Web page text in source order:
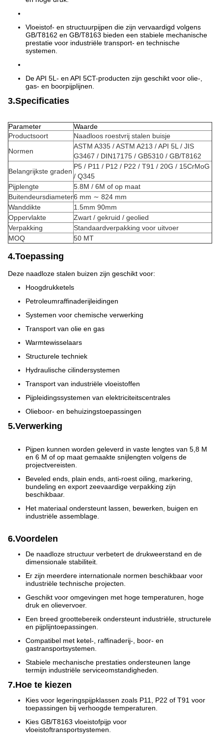
Vloeistof- en structuurpijpen die zijn vervaardigd volgens
GB/T8162 en GB/T8163 bieden een stabiele mechanische
prestatie voor industriële transport- en technische
systemen.
De API 5L- en API 5CT-producten zijn geschikt voor olie-,
gas- en boorpijplijnen.
3.Specificaties
Parameter
Waarde
Productsoort
Naadloos roestvrij stalen buisje
Normen
ASTM A335 / ASTM A213 / API 5L / JIS
G3467 / DIN17175 / GB5310 / GB/T8162
Belangrijkste graden
P5 / P11 / P12 / P22 / T91 / 20G / 15CrMoG
/ Q345
Pijplengte
5.8M / 6M of op maat
Buitendeursdiameter6 mm ∼ 824 mm
Wanddikte
1.5mm 90mm
Oppervlakte
Zwart / gekruid / geolied
Verpakking
Standaardverpakking voor uitvoer
MOQ
50 MT
4.Toepassing
Deze naadloze stalen buizen zijn geschikt voor:
Hoogdrukketels
Petroleumraffinaderijleidingen
Systemen voor chemische verwerking
Transport van olie en gas
Warmtewisselaars
Structurele techniek
Hydraulische cilindersystemen
Transport van industriële vloeistoffen
Pijpleidingssystemen van elektriciteitscentrales
Olieboor- en behuizingstoepassingen
5.Verwerking
Pijpen kunnen worden geleverd in vaste lengtes van 5,8 M
en 6 M of op maat gemaakte snijlengten volgens de
projectvereisten.
Beveled ends, plain ends, anti-roest oiling, markering,
bundeling en export zeevaardige verpakking zijn
beschikbaar.
Het materiaal ondersteunt lassen, bewerken, buigen en
industriële assemblage.
6.Voordelen
De naadloze structuur verbetert de drukweerstand en de
dimensionale stabiliteit.
Er zijn meerdere internationale normen beschikbaar voor
industriële technische projecten.
Geschikt voor omgevingen met hoge temperaturen, hoge
druk en olievervoer.
Een breed groottebereik ondersteunt industriële, structurele
en pijplijntoepassingen.
Compatibel met ketel-, raffinaderij-, boor- en
gastransportsystemen.
Stabiele mechanische prestaties ondersteunen lange
termijn industriële serviceomstandigheden.
7.Hoe te kiezen
Kies voor legeringspijpklassen zoals P11, P22 of T91 voor
toepassingen bij verhoogde temperaturen.
Kies GB/T8163 vloeistofpijp voor
vloeistoftransportsystemen.